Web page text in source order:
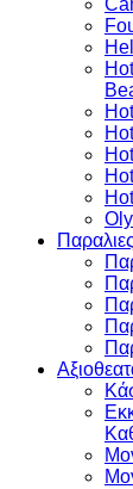
Παραλιες